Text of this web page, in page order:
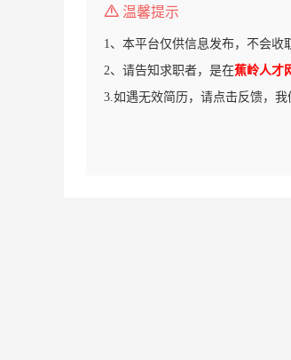
温馨提示
1、本平台仅供信息发布，不会收
2、请告知求职者，是在蕉岭人才
3.如遇无效简历，请点击反馈，我